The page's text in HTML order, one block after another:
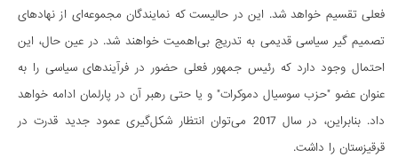
فعلی تقسیم خواهد شد. این در حالیست که نمایندگان مجموعه‌ای از نهادهای
تصمیم گیر سیاسی قدیمی به تدریج بی‌اهمیت خواهند شد. در عین حال، این
احتمال وجود دارد که رئيس جمهور فعلی حضور در فرآیندهای سیاسی را به
عنوان عضو "حزب سوسیال دموکرات" و یا حتی رهبر آن در پارلمان ادامه خواهد
داد. بنابراین، در سال 2017 می‌توان انتظار شکل‌گیری عمود جدید قدرت در
قرقیزستان را داشت.